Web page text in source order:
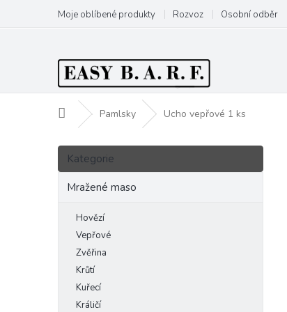
obsah
Moje oblíbené produkty Rozvoz Osobní odběr
Domů Pamlsky Ucho vepřové 1 ks
P
s
Přeskočit
kategorie
Kategorie
Mražené maso
Hovězí
Vepřové
Zvěřina
Krůtí
Kuřecí
Králičí